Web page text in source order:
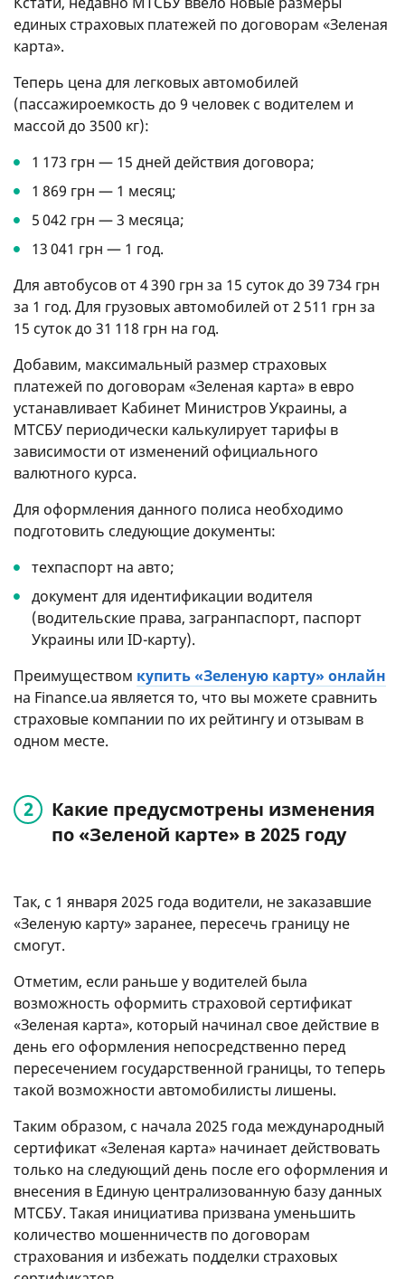
единых страховых платежей по договорам «Зеленая
карта».
Теперь цена для легковых автомобилей
(пассажироемкость до 9 человек с водителем и
массой до 3500 кг):
1 173 грн — 15 дней действия договора;
1 869 грн — 1 месяц;
5 042 грн — 3 месяца;
13 041 грн — 1 год.
Для автобусов от 4 390 грн за 15 суток до 39 734 грн
за 1 год. Для грузовых автомобилей от 2 511 грн за
15 суток до 31 118 грн на год.
Добавим, максимальный размер страховых
платежей по договорам «Зеленая карта» в евро
устанавливает Кабинет Министров Украины, а
МТСБУ периодически калькулирует тарифы в
зависимости от изменений официального
валютного курса.
Для оформления данного полиса необходимо
подготовить следующие документы:
техпаспорт на авто;
документ для идентификации водителя
(водительские права, загранпаспорт, паспорт
Украины или ID-карту).
Преимуществом купить «Зеленую карту» онлайн
на Finance.ua является то, что вы можете сравнить
страховые компании по их рейтингу и отзывам в
одном месте.
Какие предусмотрены изменения
по «Зеленой карте» в 2025 году
Так, с 1 января 2025 года водители, не заказавшие
«Зеленую карту» заранее, пересечь границу не
смогут.
Отметим, если раньше у водителей была
возможность оформить страховой сертификат
«Зеленая карта», который начинал свое действие в
день его оформления непосредственно перед
пересечением государственной границы, то теперь
такой возможности автомобилисты лишены.
Таким образом, с начала 2025 года международный
сертификат «Зеленая карта» начинает действовать
только на следующий день после его оформления и
внесения в Единую централизованную базу данных
МТСБУ. Такая инициатива призвана уменьшить
количество мошенничеств по договорам
страхования и избежать подделки страховых